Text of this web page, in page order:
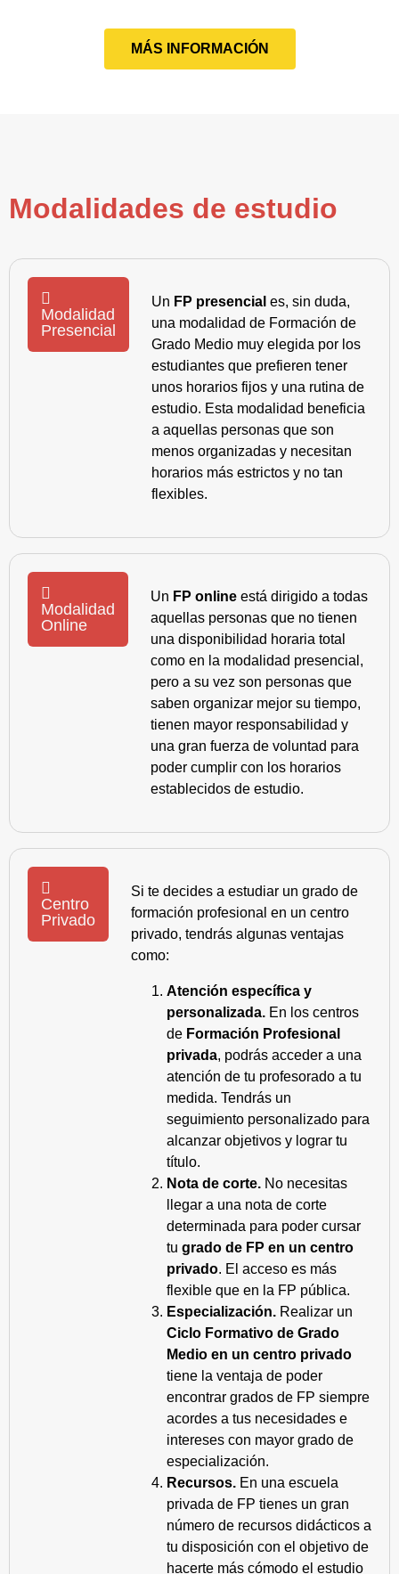
MÁS INFORMACIÓN
Modalidades de estudio
Modalidad
Presencial
Un FP presencial es, sin duda,
una modalidad de Formación de
Grado Medio muy elegida por los
estudiantes que prefieren tener
unos horarios fijos y una rutina de
estudio. Esta modalidad beneficia
a aquellas personas que son
menos organizadas y necesitan
horarios más estrictos y no tan
flexibles.
Modalidad
Online
Un FP online está dirigido a todas
aquellas personas que no tienen
una disponibilidad horaria total
como en la modalidad presencial,
pero a su vez son personas que
saben organizar mejor su tiempo,
tienen mayor responsabilidad y
una gran fuerza de voluntad para
poder cumplir con los horarios
establecidos de estudio.
Centro
Privado
Si te decides a estudiar un grado de
formación profesional en un centro
privado, tendrás algunas ventajas
como:
Atención específica y
personalizada. En los centros
de Formación Profesional
privada, podrás acceder a una
atención de tu profesorado a tu
medida. Tendrás un
seguimiento personalizado para
alcanzar objetivos y lograr tu
título.
Nota de corte. No necesitas
llegar a una nota de corte
determinada para poder cursar
tu grado de FP en un centro
privado. El acceso es más
flexible que en la FP pública.
Especialización. Realizar un
Ciclo Formativo de Grado
Medio en un centro privado
tiene la ventaja de poder
encontrar grados de FP siempre
acordes a tus necesidades e
intereses con mayor grado de
especialización.
Recursos. En una escuela
privada de FP tienes un gran
número de recursos didácticos a
tu disposición con el objetivo de
hacerte más cómodo el estudio